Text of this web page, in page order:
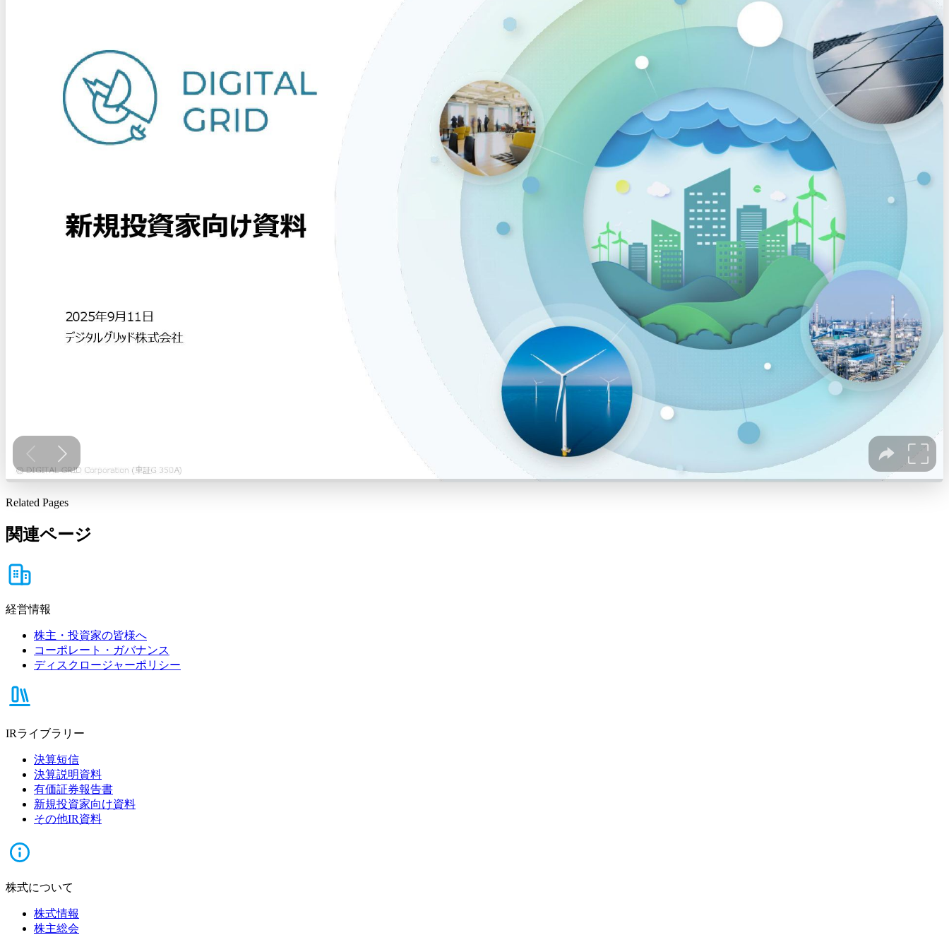
Related Pages
関連ページ
経営情報
株主・投資家の皆様へ
コーポレート・ガバナンス
ディスクロージャーポリシー
IRライブラリー
決算短信
決算説明資料
有価証券報告書
新規投資家向け資料
その他IR資料
株式について
株式情報
株主総会